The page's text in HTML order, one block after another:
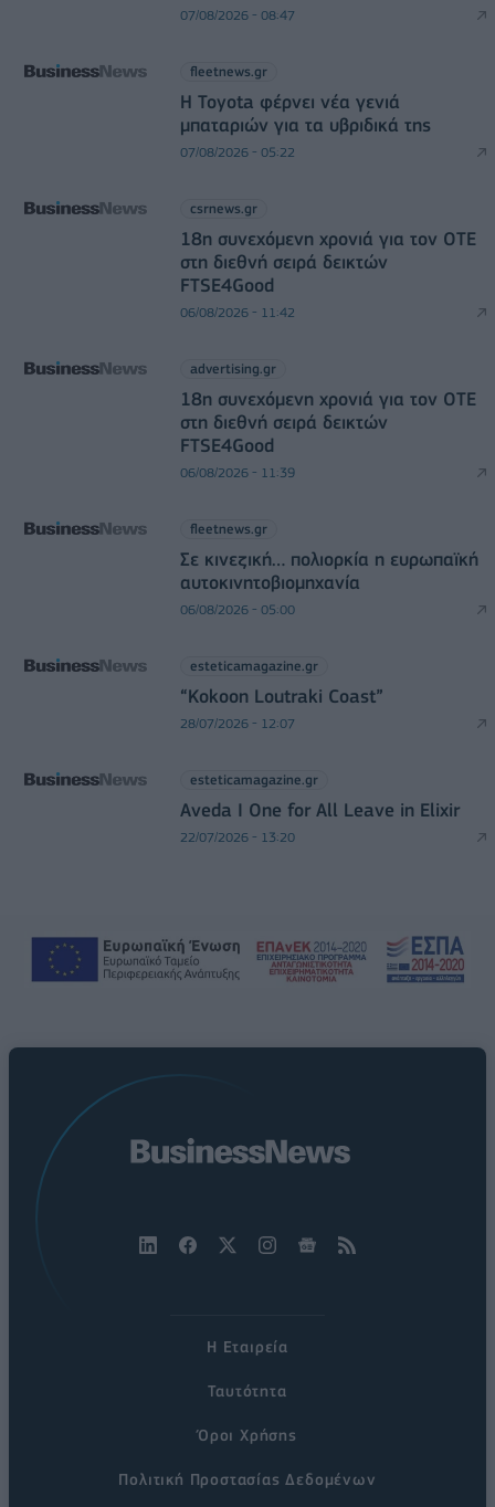
07/08/2026 - 08:47
fleetnews.gr
Η Toyota φέρνει νέα γενιά
μπαταριών για τα υβριδικά της
07/08/2026 - 05:22
csrnews.gr
18η συνεχόμενη χρονιά για τον ΟΤΕ
στη διεθνή σειρά δεικτών
FTSE4Good
06/08/2026 - 11:42
advertising.gr
18η συνεχόμενη χρονιά για τον ΟΤΕ
στη διεθνή σειρά δεικτών
FTSE4Good
06/08/2026 - 11:39
fleetnews.gr
Σε κινεζική… πολιορκία η ευρωπαϊκή
αυτοκινητοβιομηχανία
06/08/2026 - 05:00
esteticamagazine.gr
“Kokoon Loutraki Coast”
28/07/2026 - 12:07
esteticamagazine.gr
Aveda I One for All Leave in Elixir
22/07/2026 - 13:20
Η Εταιρεία
Ταυτότητα
Όροι Χρήσης
Πολιτική Προστασίας Δεδομένων